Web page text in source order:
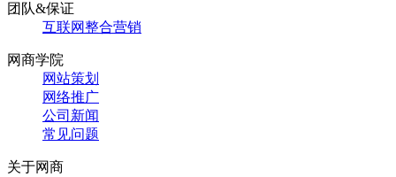
团队&保证
互联网整合营销
网商学院
网站策划
网络推广
公司新闻
常见问题
关于网商